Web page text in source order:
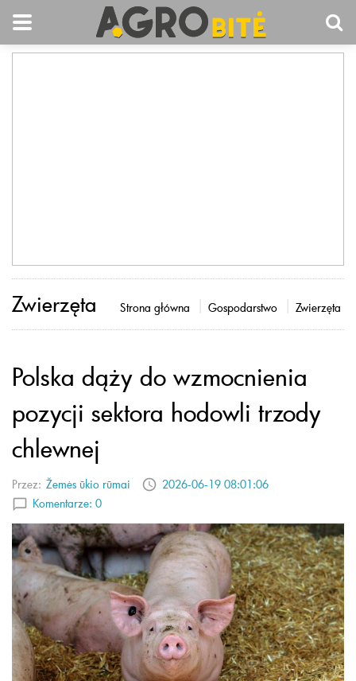
Zwierzęta Strona główna Gospodarstwo Zwierzęta
Polska dąży do wzmocnienia
pozycji sektora hodowli trzody
chlewnej
Przez: Žemės ūkio rūmai
2026-06-19 08:01:06
Komentarze: 0